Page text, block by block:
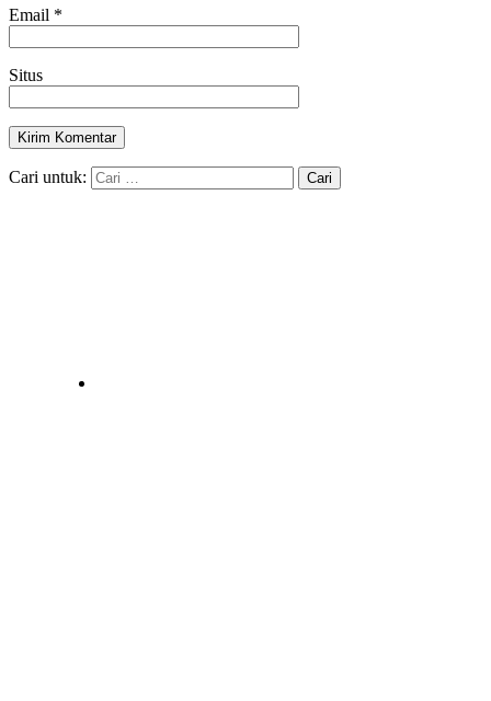
Email *
Situs
Cari untuk: